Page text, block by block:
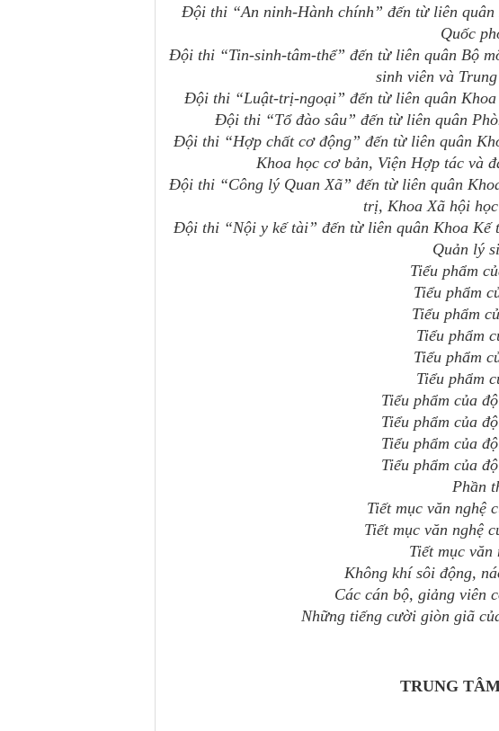
Đội thi “An ninh-Hành chính” đến từ liên
Quốc
Đội thi “Tin-sinh-tâm-thể” đến từ liên quân Bộ
sinh viên và
Đội thi “Luật-trị-ngoại” đến từ liên quân
Đội thi “Tổ đào sâu” đến từ liên quân
Đội thi “Hợp chất cơ động” đến từ liên quân
Khoa học cơ bản, Viện Hợp tác và
Đội thi “Công lý Quan Xã” đến từ liên quân
trị, Khoa Xã hội
Đội thi “Nội y kế tài” đến từ liên quân Khoa Kế
Quản lý
Tiểu phẩm
Tiểu phẩm
Tiểu phẩm
Tiểu phẩm
Tiểu phẩm
Tiểu phẩm
Tiểu phẩm của
Tiểu phẩm của
Tiểu phẩm của
Tiểu phẩm của
Phần
Tiết mục văn nghệ
Tiết mục văn nghệ
Tiết mục văn
Không khí sôi động,
Các cán bộ, giảng viên
Những tiếng cười giòn giã
TRUNG